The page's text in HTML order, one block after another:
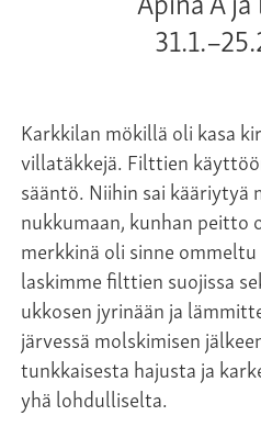
Karkkilan mökillä oli kasa
villatäkkejä. Filttien
sääntö. Niihin sai kääriytyä
nukkumaan, kunhan peitto
merkkinä oli sinne
laskimme filttien suojissa
ukkosen jyrinään ja
järvessä molskimisen
tunkkaisesta hajusta ja
yhä lohdulliselta.